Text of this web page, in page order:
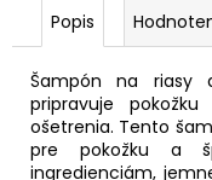
Popis
Šampón na riasy
pripravuje
ošetrenia. Tento
pre pokožku a
ingredienciám,